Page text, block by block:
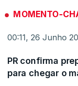
MOMENTO-
00:11, 26 Junho
PR confirma
para chegar o